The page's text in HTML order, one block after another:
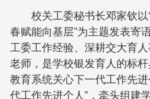
校关工委秘书长邓家钦
春赋能向基层”为主题发表寄
工委工作经验、深耕交大育
老师，是学校银发育人的标
教育系统关心下一代工作先
代工作先进个人”，牵头组建